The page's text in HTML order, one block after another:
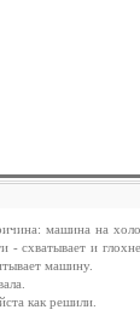
машина на
- схватывает и
машину.
как решили.